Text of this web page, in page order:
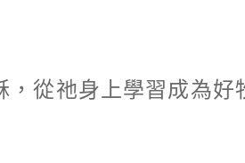
，從祂身上學習成為好